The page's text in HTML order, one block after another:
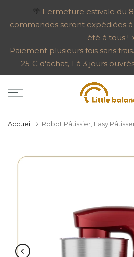
au
🌴 Fermeture estivale du
commandes seront expédiées
été à tous !
Paiement plusieurs fois sans
25 € d'achat, 1 à 3 jours
Accueil Robot Pâtissier, Easy